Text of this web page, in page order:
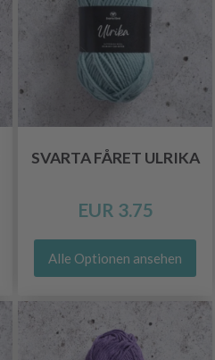
SVARTA FÅRET ULRIKA
EUR 3.75
Alle Optionen ansehen